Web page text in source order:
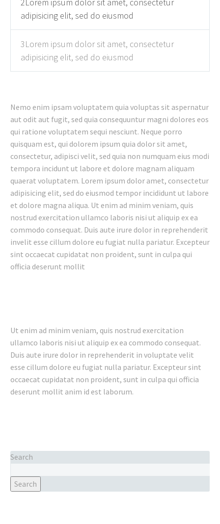
adipisicing elit, sed do eiusmod
3Lorem ipsum dolor sit amet, consectetur
adipisicing elit, sed do eiusmod
Nemo enim ipsam voluptatem quia voluptas sit aspernatur
aut odit aut fugit, sed quia consequuntur magni dolores eos
qui ratione voluptatem sequi nesciunt. Neque porro
quisquam est, qui dolorem ipsum quia dolor sit amet,
consectetur, adipisci velit, sed quia non numquam eius modi
tempora incidunt ut labore et dolore magnam aliquam
quaerat voluptatem. Lorem ipsum dolor amet, consectetur
adipisicing elit, sed do eiusmod tempor incididunt ut labore
et dolore magna aliqua. Ut enim ad minim veniam, quis
nostrud exercitation ullamco laboris nisi ut aliquip ex ea
commodo consequat. Duis aute irure dolor in reprehenderit
invelit esse cillum dolore eu fugiat nulla pariatur. Excepteur
sint occaecat cupidatat non proident, sunt in culpa qui
officia deserunt mollit
Ut enim ad minim veniam, quis nostrud exercitation
ullamco laboris nisi ut aliquip ex ea commodo consequat.
Duis aute irure dolor in reprehenderit in voluptate velit
esse cillum dolore eu fugiat nulla pariatur. Excepteur sint
occaecat cupidatat non proident, sunt in culpa qui officia
deserunt mollit anim id est laborum.
Search
Search